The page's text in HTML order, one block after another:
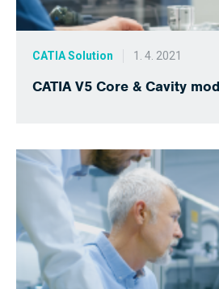
CATIA Solution 1. 4. 2021
CATIA V5 Core & Cavity